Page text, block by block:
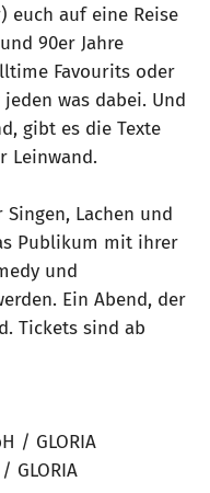
euch auf eine Reise
90er Jahre
Favourits oder
was dabei. Und
gibt es die Texte
Leinwand.
Lachen und
Publikum mit ihrer
und
Ein Abend, der
Tickets sind ab
/ GLORIA
GLORIA